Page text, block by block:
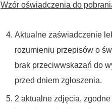
Wzór oświadczenia do
Aktualne zaświadczenie
rozumieniu przepisów o
brak przeciwwskazań do
przed dniem zgłoszenia.
2 aktualne zdjęcia,